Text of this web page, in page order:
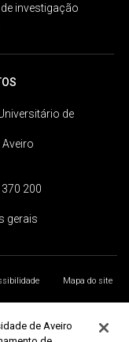
investigação
de
200
gerais
Mapa do site
de Aveiro